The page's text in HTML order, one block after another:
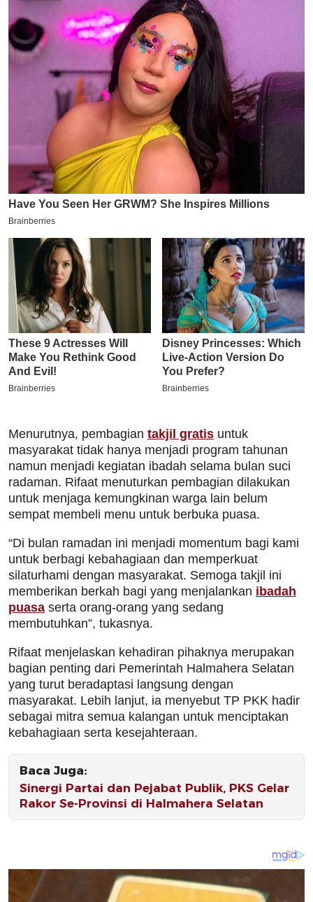
Menurutnya, pembagian takjil gratis untuk
masyarakat tidak hanya menjadi program tahunan
namun menjadi kegiatan ibadah selama bulan suci
radaman. Rifaat menuturkan pembagian dilakukan
untuk menjaga kemungkinan warga lain belum
sempat membeli menu untuk berbuka puasa.
“Di bulan ramadan ini menjadi momentum bagi kami
untuk berbagi kebahagiaan dan memperkuat
silaturhami dengan masyarakat. Semoga takjil ini
memberikan berkah bagi yang menjalankan ibadah
puasa serta orang-orang yang sedang
membutuhkan”, tukasnya.
Rifaat menjelaskan kehadiran pihaknya merupakan
bagian penting dari Pemerintah Halmahera Selatan
yang turut beradaptasi langsung dengan
masyarakat. Lebih lanjut, ia menyebut TP PKK hadir
sebagai mitra semua kalangan untuk menciptakan
kebahagiaan serta kesejahteraan.
Baca Juga:
Sinergi Partai dan Pejabat Publik, PKS Gelar
Rakor Se-Provinsi di Halmahera Selatan